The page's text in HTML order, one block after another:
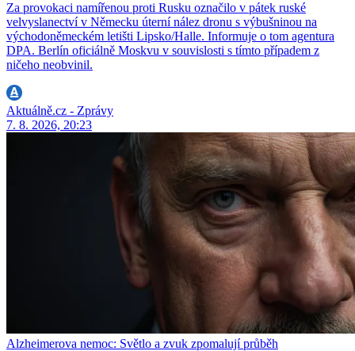
Za provokaci namířenou proti Rusku označilo v pátek ruské
velvyslanectví v Německu úterní nález dronu s výbušninou na
východoněmeckém letišti Lipsko/Halle. Informuje o tom agentura
DPA. Berlín oficiálně Moskvu v souvislosti s tímto případem z
ničeho neobvinil.
Aktuálně.cz - Zprávy
7. 8. 2026, 20:23
Alzheimerova nemoc: Světlo a zvuk zpomalují průběh